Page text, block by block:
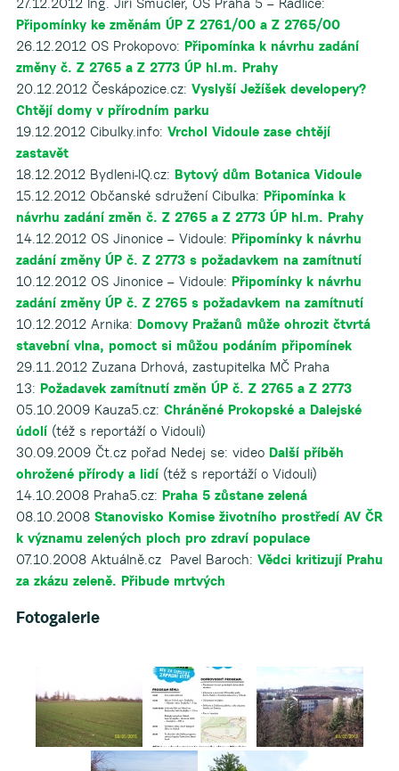
Připomínky ke změnám ÚP Z 2761/00 a Z 2765/00
26.12.2012 OS Prokopovo: Připomínka k návrhu zadání
změny č. Z 2765 a Z 2773 ÚP hl.m. Prahy
20.12.2012 Českápozice.cz: Vyslyší Ježíšek developery?
Chtějí domy v přírodním parku
19.12.2012 Cibulky.info: Vrchol Vidoule zase chtějí
zastavět
18.12.2012 Bydleni-IQ.cz: Bytový dům Botanica Vidoule
15.12.2012 Občanské sdružení Cibulka: Připomínka k
návrhu zadání změn č. Z 2765 a Z 2773 ÚP hl.m. Prahy
14.12.2012 OS Jinonice – Vidoule: Připomínky k návrhu
zadání změny ÚP č. Z 2773 s požadavkem na zamítnutí
10.12.2012 OS Jinonice – Vidoule: Připomínky k návrhu
zadání změny ÚP č. Z 2765 s požadavkem na zamítnutí
10.12.2012 Arnika: Domovy Pražanů může ohrozit čtvrtá
stavební vlna, pomoct si můžou podáním připomínek
29.11.2012 Zuzana Drhová, zastupitelka MČ Praha
13: Požadavek zamítnutí změn ÚP č. Z 2765 a Z 2773
05.10.2009 Kauza5.cz: Chráněné Prokopské a Dalejské
údolí(též s reportáží o Vidouli)
30.09.2009 Čt.cz pořad Nedej se: video Další příběh
ohrožené přírody a lidí(též s reportáží o Vidouli)
14.10.2008 Praha5.cz: Praha 5 zůstane zelená
08.10.2008 Stanovisko Komise životního prostředí AV ČR
k významu zelených ploch pro zdraví populace
07.10.2008 Aktuálně.cz Pavel Baroch: Vědci kritizují Prahu
za zkázu zeleně. Přibude mrtvých
Fotogalerie